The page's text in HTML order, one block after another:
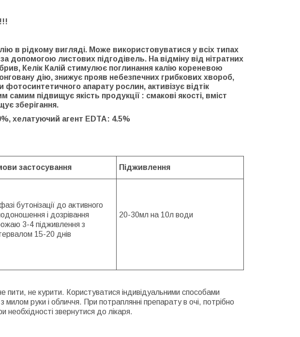
в рідкому вигляді. Може використовуватися у всіх типах
допомогою листових підгодівель. На відміну від нітратних
Келік Калій стимулює поглинання калію кореневою
дію, знижує прояв небезпечних грибкових хвороб,
апарату рослин, активізує відтік
самим підвищує якість продукції : смакові якості, вміст
зберігання.
хелатуючий агент EDTA: 4.5%
застосування Підживлення
бутонізації до активного
і дозрівання
3-4 підживлення з
15-20 днів
20-30мл на 10л води
пити, не курити. Користуватися індивідуальними способами
милом руки і обличчя. При потраплянні препарату в очі, потрібно
необхідності звернутися до лікаря.